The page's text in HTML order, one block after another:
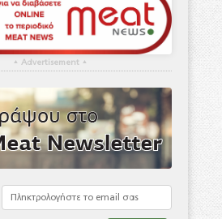
▴ Advertisement ▴